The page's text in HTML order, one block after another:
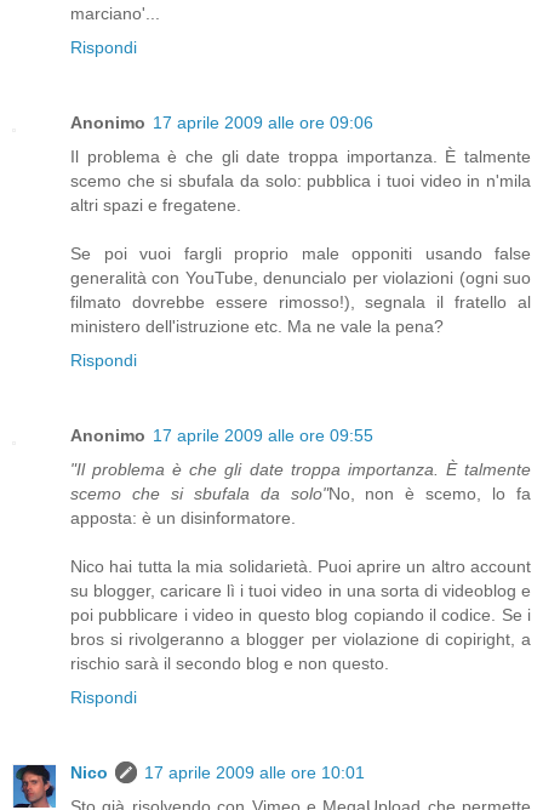
marciano'...
Rispondi
Anonimo 17 aprile 2009 alle ore 09:06
Il problema è che gli date troppa importanza. È talmente
scemo che si sbufala da solo: pubblica i tuoi video in n'mila
altri spazi e fregatene.
Se poi vuoi fargli proprio male opponiti usando false
generalità con YouTube, denuncialo per violazioni (ogni suo
filmato dovrebbe essere rimosso!), segnala il fratello al
ministero dell'istruzione etc. Ma ne vale la pena?
Rispondi
Anonimo 17 aprile 2009 alle ore 09:55
"Il problema è che gli date troppa importanza. È talmente
scemo che si sbufala da solo"No, non è scemo, lo fa
apposta: è un disinformatore.
Nico hai tutta la mia solidarietà. Puoi aprire un altro account
su blogger, caricare lì i tuoi video in una sorta di videoblog e
poi pubblicare i video in questo blog copiando il codice. Se i
bros si rivolgeranno a blogger per violazione di copiright, a
rischio sarà il secondo blog e non questo.
Rispondi
Nico
17 aprile 2009 alle ore 10:01
Sto già risolvendo con Vimeo e MegaUpload che permette